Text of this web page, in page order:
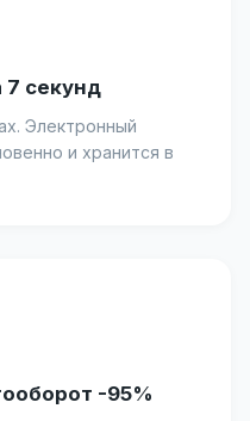
секунд
Электронный
и хранится в
-95%